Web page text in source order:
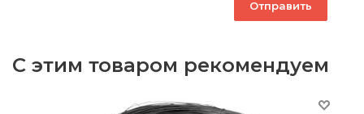
С этим товаром рекомендуем